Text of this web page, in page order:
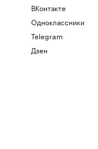
ВКонтакте
Одноклассники
Telegram
Дзен